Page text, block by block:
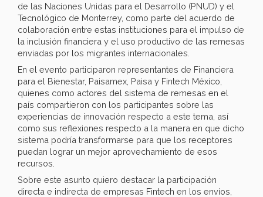
de las Naciones Unidas para el Desarrollo (PNUD) y el
Tecnológico de Monterrey, como parte del acuerdo de
colaboración entre estas instituciones para el impulso de
la inclusión financiera y el uso productivo de las remesas
enviadas por los migrantes internacionales.
En el evento participaron representantes de Financiera
para el Bienestar, Paisamex, Paisa y Fintech México,
quienes como actores del sistema de remesas en el
país compartieron con los participantes sobre las
experiencias de innovación respecto a este tema, así
como sus reflexiones respecto a la manera en que dicho
sistema podría transformarse para que los receptores
puedan lograr un mejor aprovechamiento de esos
recursos.
Sobre este asunto quiero destacar la participación
directa e indirecta de empresas Fintech en los envíos,